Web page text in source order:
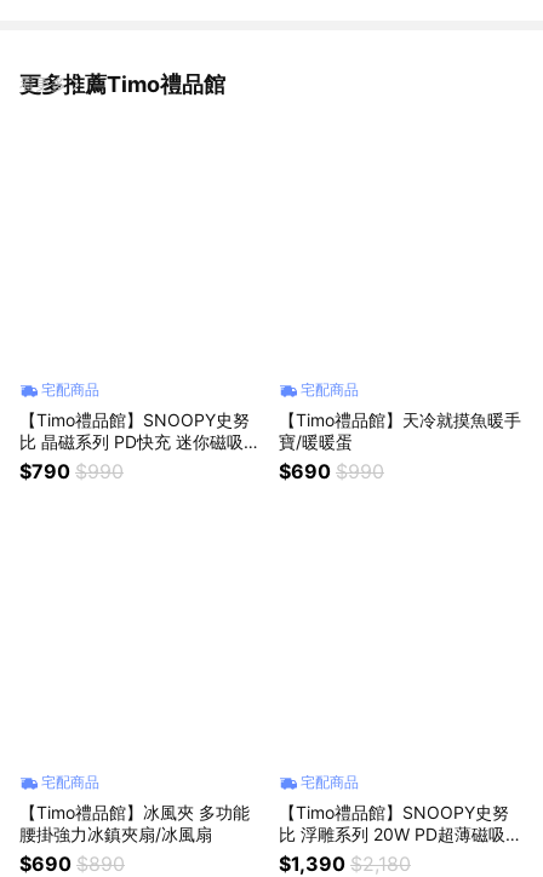
更多推薦Timo禮品館
看更多
宅配商品
【Timo禮品館】SNOOPY史努
比 晶磁系列 PD快充 迷你磁吸無
線充行動電源5000mAh
$790 $990
宅配商品
【Timo禮品館】天冷就摸魚暖手
寶/暖暖蛋
$690 $990
宅配商品
【Timo禮品館】冰風夾 多功能
腰掛強力冰鎮夾扇/冰風扇
$690 $890
宅配商品
【Timo禮品館】SNOOPY史努
比 浮雕系列 20W PD超薄磁吸無
線快充行動電源10000mAh
$1,390 $2,180